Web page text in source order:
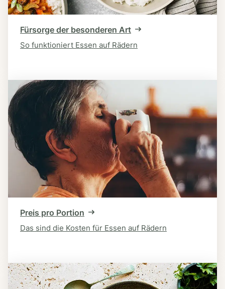
Fürsorge der besonderen Art
So funktioniert Essen auf Rädern
Preis pro Portion
Das sind die Kosten für Essen auf Rädern